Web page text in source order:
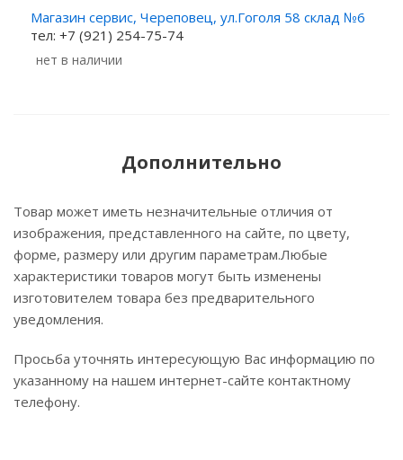
Магазин сервис, Череповец, ул.Гоголя 58 склад №6
тел: +7 (921) 254-75-74
Нет в наличии
Дополнительно
Товар может иметь незначительные отличия от
изображения, представленного на сайте, по цвету,
форме, размеру или другим параметрам.Любые
характеристики товаров могут быть изменены
изготовителем товара без предварительного
уведомления.
Просьба уточнять интересующую Вас информацию по
указанному на нашем интернет-сайте контактному
телефону.